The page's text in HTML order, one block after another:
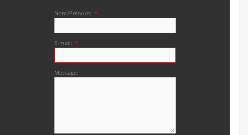
Nom/Prénom: *
E-mail: *
Message: